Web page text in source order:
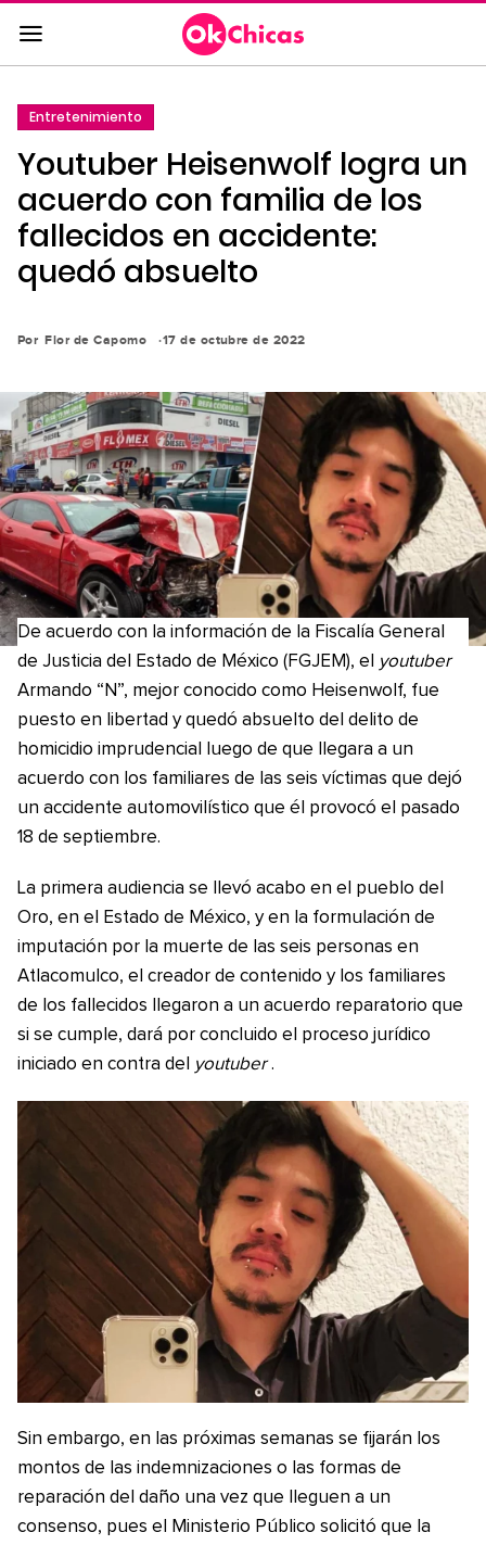
Saltar
al
contenido
a
la
navegación
principal
Entretenimiento
Youtuber Heisenwolf logra un
acuerdo con familia de los
fallecidos en accidente:
quedó absuelto
Por Flor de Capomo 17 de octubre de 2022
De acuerdo con la información de la Fiscalía General
de Justicia del Estado de México (FGJEM), el
youtuber
Armando “N”, mejor conocido como Heisenwolf, fue
puesto en libertad y quedó absuelto del delito de
homicidio imprudencial luego de que llegara a un
acuerdo con los familiares de las seis víctimas que dejó
un accidente automovilístico que él provocó el pasado
18 de septiembre.
La primera audiencia se llevó acabo en el pueblo del
Oro, en el Estado de México, y en la formulación de
imputación por la muerte de las seis personas en
Atlacomulco, el creador de contenido y los familiares
de los fallecidos llegaron a un acuerdo reparatorio que
si se cumple, dará por concluido el proceso jurídico
iniciado en contra del
youtuber .
Sin embargo, en las próximas semanas se fijarán los
montos de las indemnizaciones o las formas de
reparación del daño una vez que lleguen a un
consenso, pues el Ministerio Público solicitó que la